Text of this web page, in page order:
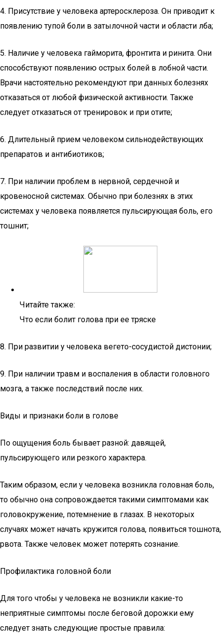
4. Присутствие у человека артеросклероза. Он приводит к
появлению тупой боли в затылочной части и области лба;
5. Наличие у человека гайморита, фронтита и ринита. Они
способствуют появлению острых болей в лобной части.
Врачи настоятельно рекомендуют при данных болезнях
отказаться от любой физической активности. Также
следует отказаться от тренировок и при отите;
6. Длительный прием человеком сильнодействующих
препаратов и антибиотиков;
7. При наличии проблем в нервной, сердечной и
кровеносной системах. Обычно при болезнях в этих
системах у человека появляется пульсирующая боль, его
тошнит;
Читайте также:
Что если болит голова при ее тряске
8. При развитии у человека вегето-сосудистой дистонии;
9. При наличии травм и воспаления в области головного
мозга, а также последствий после них.
Виды и признаки боли в голове
По ощущения боль бывает разной: давящей,
пульсирующего или резкого характера.
Таким образом, если у человека возникла головная боль,
то обычно она сопровождается такими симптомами как
головокружение, потемнение в глазах. В некоторых
случаях может начать кружится голова, появиться тошнота,
рвота. Также человек может потерять сознание.
Профилактика головной боли
Для того чтобы у человека не возникли какие-то
неприятные симптомы после беговой дорожки ему
следует знать следующие простые правила: